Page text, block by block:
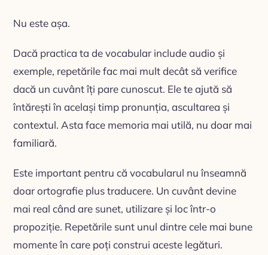
Nu este așa.
Dacă practica ta de vocabular include audio și
exemple, repetările fac mai mult decât să verifice
dacă un cuvânt îți pare cunoscut. Ele te ajută să
întărești în același timp pronunția, ascultarea și
contextul. Asta face memoria mai utilă, nu doar mai
familiară.
Este important pentru că vocabularul nu înseamnă
doar ortografie plus traducere. Un cuvânt devine
mai real când are sunet, utilizare și loc într-o
propoziție. Repetările sunt unul dintre cele mai bune
momente în care poți construi aceste legături.